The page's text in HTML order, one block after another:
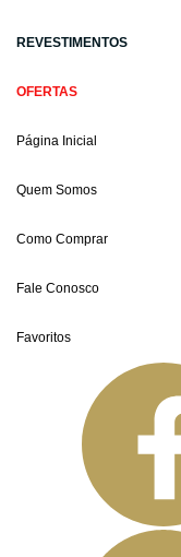
REVESTIMENTOS
OFERTAS
Página Inicial
Quem Somos
Como Comprar
Fale Conosco
Favoritos